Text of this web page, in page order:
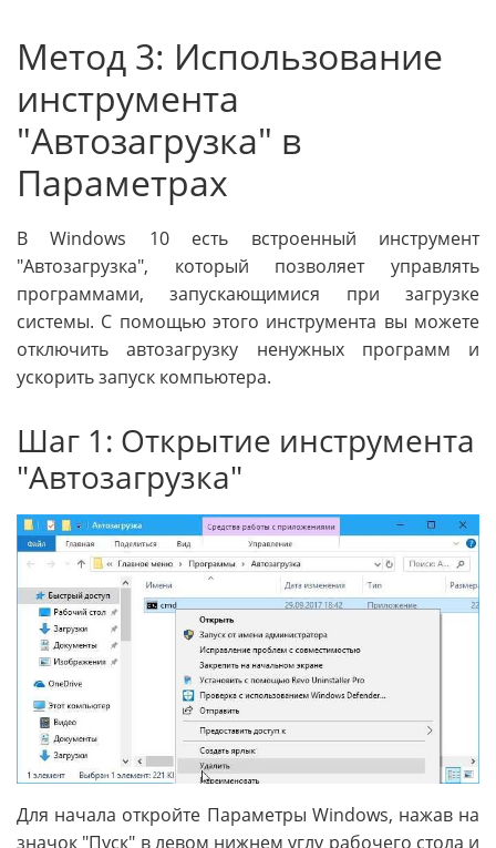
Метод 3: Использование
инструмента
"Автозагрузка" в
Параметрах
В Windows 10 есть встроенный инструмент
"Автозагрузка", который позволяет управлять
программами, запускающимися при загрузке
системы. С помощью этого инструмента вы можете
отключить автозагрузку ненужных программ и
ускорить запуск компьютера.
Шаг 1: Открытие инструмента
"Автозагрузка"
Для начала откройте Параметры Windows, нажав на
значок "Пуск" в левом нижнем углу рабочего стола и